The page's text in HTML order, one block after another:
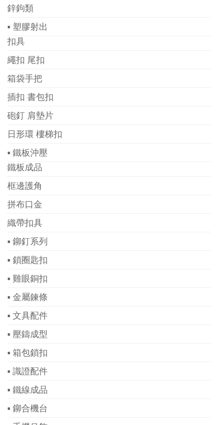
鋅鉤類
▪ 塑膠射出
扣具
繩扣 尾扣
箱袋手把
插扣 書包扣
砲釘 肩墊片
日形環 樓梯扣
▪ 鐵板沖壓
鐵板成品
框邊護角
拼布口金
織帶扣具
▪ 鉚釘系列
▪ 鎖圈匙扣
▪ 雞眼銅扣
▪ 金屬鍊條
▪ 文具配件
▪ 壓鑄成型
▪ 箱包鎖扣
▪ 識證配件
▪ 鐵線成品
▪ 鉚合機台